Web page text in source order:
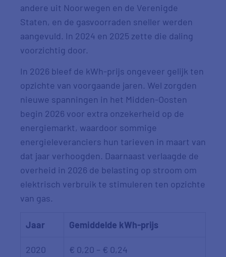
andere uit Noorwegen en de Verenigde
Staten, en de gasvoorraden sneller werden
aangevuld. In 2024 en 2025 zette die daling
voorzichtig door.
In 2026 bleef de kWh-prijs ongeveer gelijk ten
opzichte van voorgaande jaren. Wel zorgden
nieuwe spanningen in het Midden-Oosten
begin 2026 voor extra onzekerheid op de
energiemarkt, waardoor sommige
energieleveranciers hun tarieven in maart van
dat jaar verhoogden. Daarnaast verlaagde de
overheid in 2026 de belasting op stroom om
elektrisch verbruik te stimuleren ten opzichte
van gas.
Jaar Gemiddelde kWh-prijs
2020 € 0,20 – € 0,24